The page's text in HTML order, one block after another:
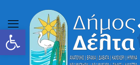
Ανοίξτε τη γραμμή εργαλείων